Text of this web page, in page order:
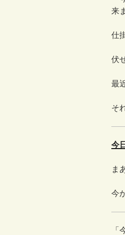
来
仕
伏
最
そ
今
ま
今
「